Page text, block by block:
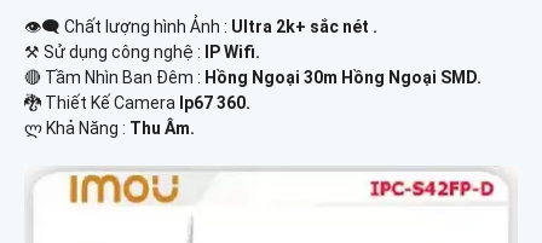
👁️‍🗨 Chất lượng hình Ảnh : Ultra 2k+ sắc nét .
⚒ Sử dụng công nghệ :
IP Wifi.
🔴 Tầm Nhìn Ban Đêm : Hồng Ngoại 30m Hồng Ngoại SMD.
🐉️ Thiết Kế Camera Ip67 360.
️ლ Khả Năng : Thu Âm.